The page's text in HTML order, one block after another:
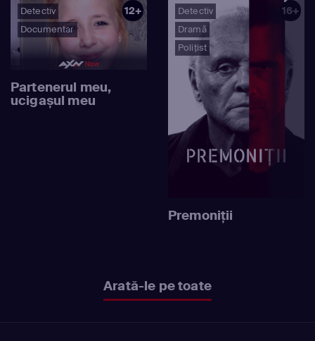
Detectiv
Documentar
12+
Partenerul meu,
ucigașul meu
Detectiv
Dramă
Polițist
16+
Premoniţii
Arată-le pe toate